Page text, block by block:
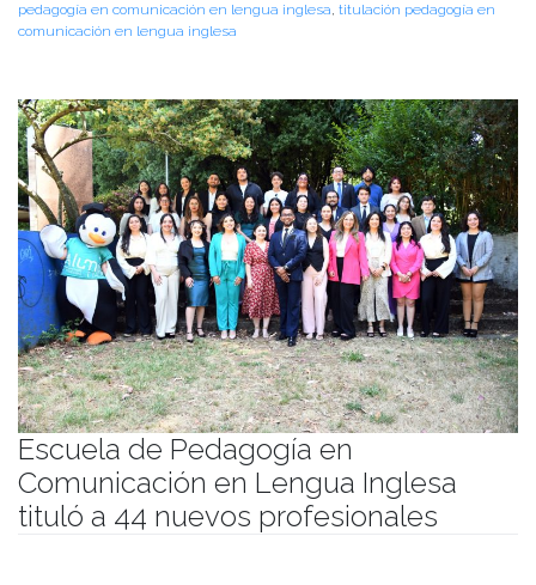
pedagogía en comunicación en lengua inglesa, titulación pedagogía en
comunicación en lengua inglesa
Escuela de Pedagogía en
Comunicación en Lengua Inglesa
tituló a 44 nuevos profesionales